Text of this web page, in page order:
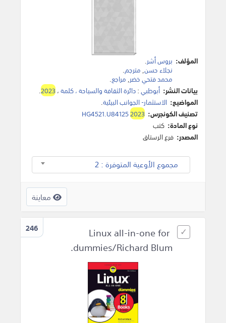
المؤلف: بروس أشر.
نجلاء حسن, مترجم.
محمد فتحي خضر, مراجع.
بيانات النشر: أبوظبي:دائرة الثقافة والسياحة ، كلمة،2023
.
المواضيع: الاستثمار- الجوانب البيئية.
تصنيف الكونجرس:
HG4521.U841252023
نوع المادة: كتب
المصدر: فرع الرستاق
مجموع الأوعية المتوفرة : 2
معاينة
246
Linux all-in-one for
dummies/Richard Blum.